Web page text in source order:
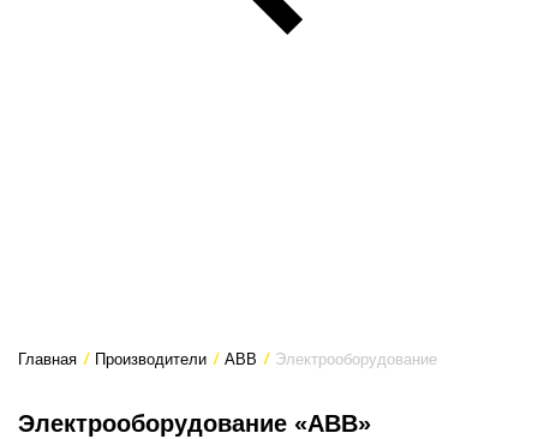
Главная / Производители / ABB / Электрооборудование
Электрооборудование «ABB»